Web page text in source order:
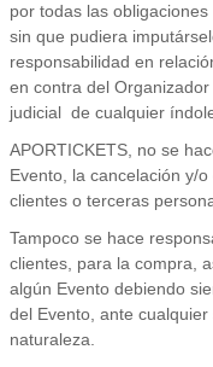
por todas las
sin que pudiera
responsabilidad en
en contra del
judicial de cualquier
APORTICKETS, no se
Evento, la cancelación y/
clientes o terceras
Tampoco se hace
clientes, para la compra,
algún Evento debiendo
del Evento, ante
naturaleza.